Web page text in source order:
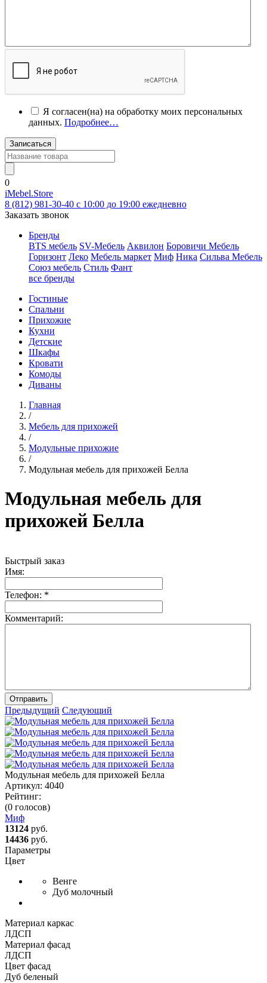
Я согласен(на) на обработку моих персональных
данных. Подробнее…
Записаться
0
iMebel.Store
8 (812) 981-30-40 c 10:00 до 19:00 ежедневно
Заказать звонок
Бренды
BTS мебель SV-Мебель Аквилон Боровичи Мебель
Горизонт Леко Мебель маркет Миф Ника Сильва Мебель
Союз мебель Стиль Фант
все бренды
Гостиные
Спальни
Прихожие
Кухни
Детские
Шкафы
Кровати
Комоды
Диваны
Главная
/
Мебель для прихожей
/
Модульные прихожие
/
Модульная мебель для прихожей Белла
Модульная мебель для
прихожей Белла
Быстрый заказ
Имя:
Телефон: *
Комментарий:
Отправить
Предыдущий Следующий
Модульная мебель для прихожей Белла
Артикул: 4040
Рейтинг:
(0 голосов)
Миф
13124 руб.
14436 руб.
Параметры
Цвет
Венге
Дуб молочный
Материал каркас
ЛДСП
Материал фасад
ЛДСП
Цвет фасад
Дуб беленый